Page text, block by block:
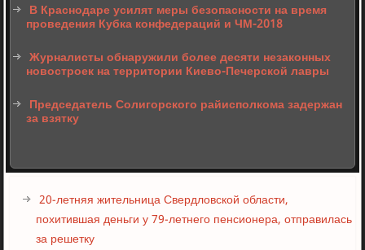
В Краснодаре усилят меры безопасности на время
проведения Кубка конфедераций и ЧМ-2018
Журналисты обнаружили более десяти незаконных
новостроек на территории Киево-Печерской лавры
Председатель Солигорского райисполкома задержан
за взятку
20-летняя жительница Свердловской области,
похитившая деньги у 79-летнего пенсионера, отправилась
за решетку